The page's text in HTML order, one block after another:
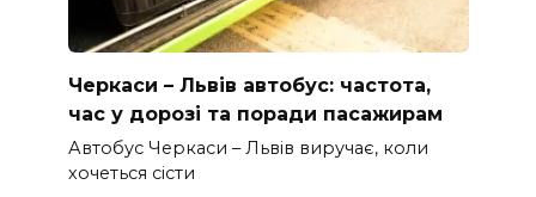
Черкаси – Львів автобус: частота,
час у дорозі та поради пасажирам
Автобус Черкаси – Львів виручає, коли
хочеться сісти